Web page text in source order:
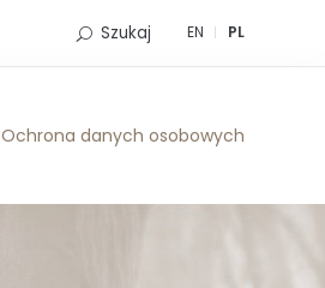
EN PL
Szukaj
Ochrona danych osobowych